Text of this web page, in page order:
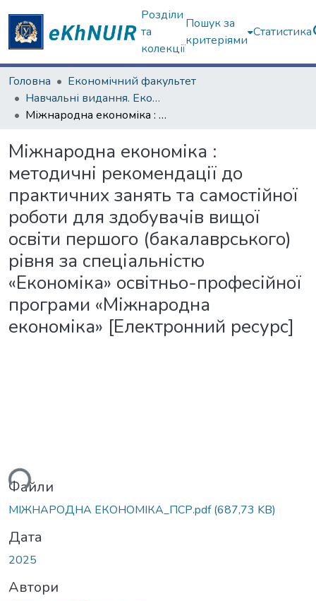
Розділи
та
колекції
Пошук за
критеріями
Статистика
Головна
Економічний факультет
Навчальні видання. Економічний факультет
Міжнародна економіка : методичні рекомендації до практичних занять та самостійної роботи для здобувачів вищої освіти першого (бакалаврського) рівня за спеціальністю «Економіка» освітньо-професійної програми «Міжнародна економіка» [Електронний ресурс]
Міжнародна економіка :
методичні рекомендації до
практичних занять та самостійної
роботи для здобувачів вищої
освіти першого (бакалаврського)
рівня за спеціальністю
«Економіка» освітньо-професійної
програми «Міжнародна
економіка» [Електронний ресурс]
Файли
МІЖНАРОДНА ЕКОНОМІКА_ПСР.pdf(687,73 KB)
Дата
2025
Автори